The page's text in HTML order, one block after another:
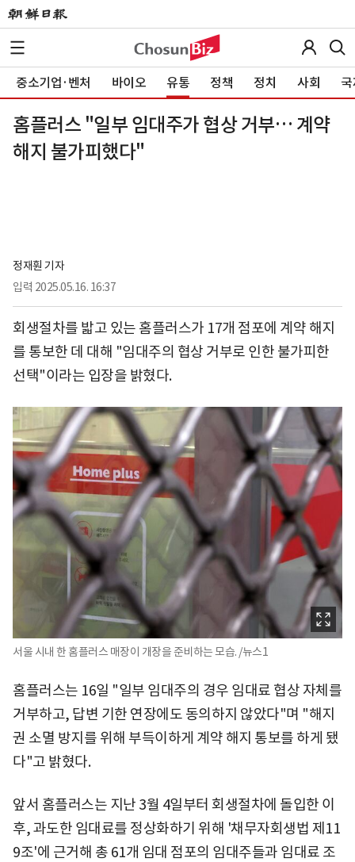
중소기업·벤처 바이오 유통 정책 정치 사회
홈플러스 "일부 임대주가 협상 거부… 계약
해지 불가피했다"
정재훤 기자
입력 2025.05.16. 16:37
회생절차를 밟고 있는 홈플러스가 17개 점포에 계약 해지
를 통보한 데 대해 "임대주의 협상 거부로 인한 불가피한
선택"이라는 입장을 밝혔다.
서울 시내 한 홈플러스 매장이 개장을 준비하는 모습. /뉴스1
홈플러스는 16일 "일부 임대주의 경우 임대료 협상 자체를
거부하고, 답변 기한 연장에도 동의하지 않았다"며 "해지
권 소멸 방지를 위해 부득이하게 계약 해지 통보를 하게 됐
다"고 밝혔다.
앞서 홈플러스는 지난 3월 4일부터 회생절차에 돌입한 이
후, 과도한 임대료를 정상화하기 위해 '채무자회생법 제11
9조'에 근거해 총 61개 임대 점포의 임대주들과 임대료 조